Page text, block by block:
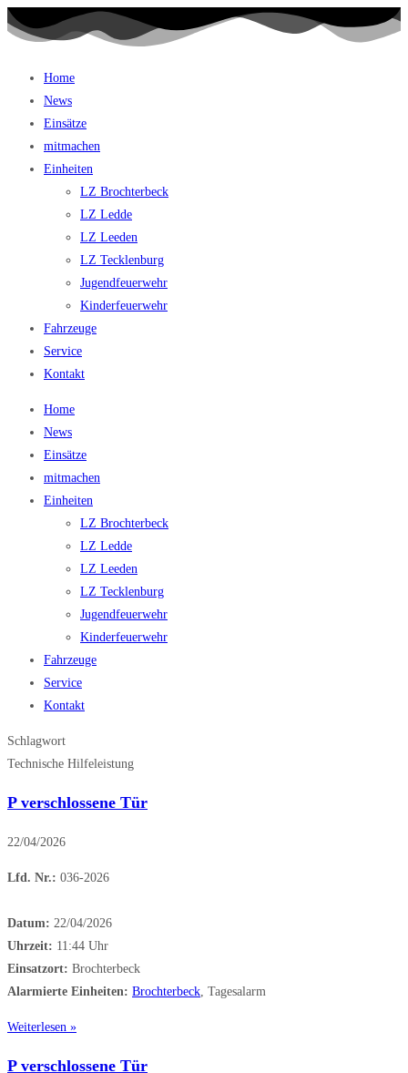
Home
News
Einsätze
mitmachen
Einheiten
LZ Brochterbeck
LZ Ledde
LZ Leeden
LZ Tecklenburg
Jugendfeuerwehr
Kinderfeuerwehr
Fahrzeuge
Service
Kontakt
Home
News
Einsätze
mitmachen
Einheiten
LZ Brochterbeck
LZ Ledde
LZ Leeden
LZ Tecklenburg
Jugendfeuerwehr
Kinderfeuerwehr
Fahrzeuge
Service
Kontakt
Schlagwort
Technische Hilfeleistung
P verschlossene Tür
22/04/2026
Lfd. Nr.: 036-2026
Datum: 22/04/2026
Uhrzeit: 11:44 Uhr
Einsatzort: Brochterbeck
Alarmierte Einheiten: Brochterbeck, Tagesalarm
Weiterlesen »
P verschlossene Tür